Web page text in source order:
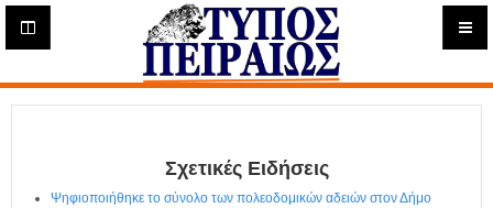
Η
ε
ρ
Σχετικές Ειδήσεις
Ψηφιοποιήθηκε το σύνολο των πολεοδομικών αδειών στον Δήμο